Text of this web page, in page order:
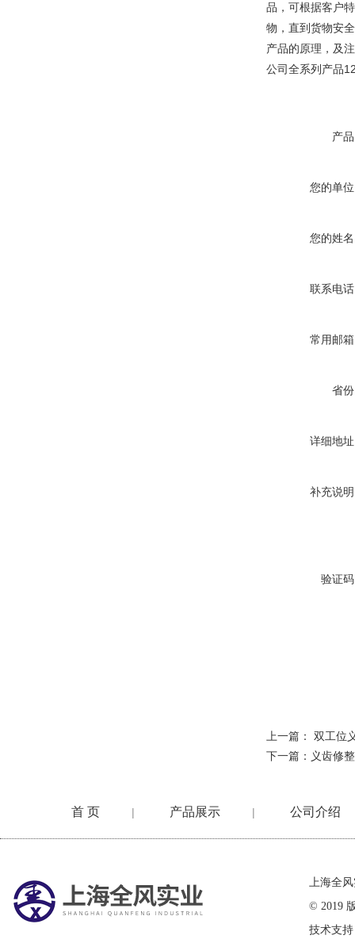
品，可根据客户
物，直到货物安
产品的原理，及
公司全系列产品
产
您的单
您的姓
联系电
常用邮
省
详细地
补充说
验证
上一篇： 双工位
下一篇： 义齿修
首 页 | 产品展示 | 公司介绍
上海全
© 2019
技术支